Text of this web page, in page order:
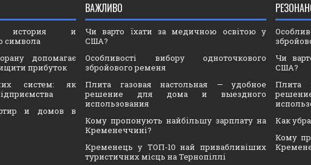
история и
символа
допомагає
прибуток
систем: як
и домов в
ВАЖЛИВО
Чи варто їхати за медичною освітою у
США?
Особливості вибору одноточкового
збройового ременя
Плита газовая настольная — удобное
решение для дома и выездного
использования
Кому пропонують найбільшу зарплату на
Кременеччині?
Кременець у ТОП-10 най привабливіших
туристичних місць на Тернопіллі
Чи
США?
Плита
Как
Кому